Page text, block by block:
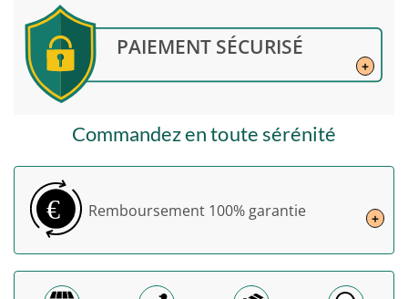
PAIEMENT SÉCURISÉ
+
Commandez en toute sérénité
€ Remboursement 100% garantie +